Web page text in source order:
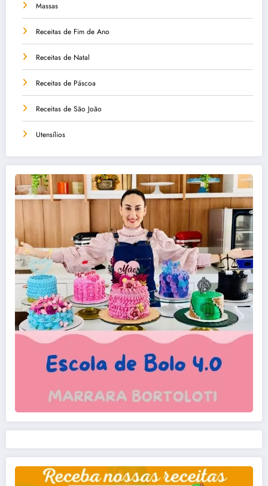
Massas
Receitas de Fim de Ano
Receitas de Natal
Receitas de Páscoa
Receitas de São João
Utensílios